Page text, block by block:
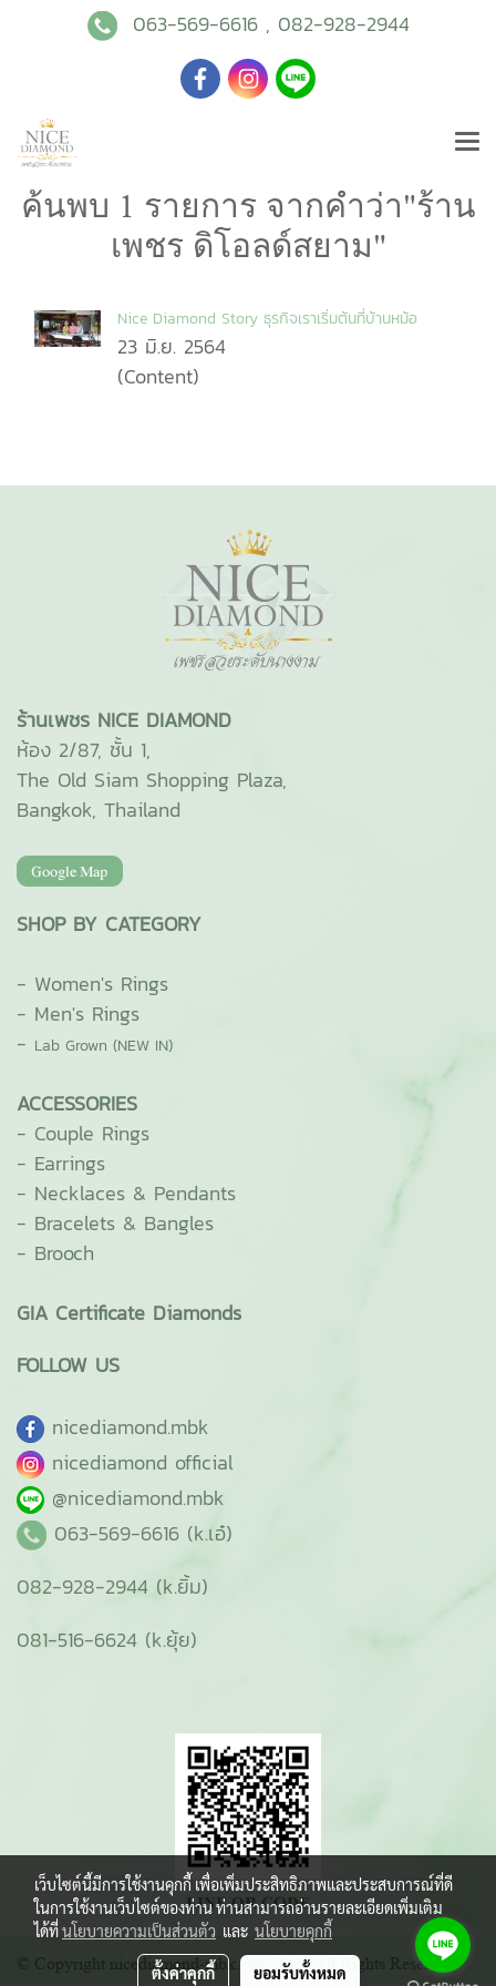
063-569-6616, 082-928-2944
ค้นพบ 1 รายการ จากคำว่า"ร้าน
เพชร ดิโอลด์สยาม"
Nice Diamond Story ธุรกิจเราเริ่มต้นที่บ้านหม้อ
23 มิ.ย. 2564
(Content)
ร้านเพชร NICE DIAMOND
ห้อง 2/87, ชั้น 1,
The Old Siam Shopping Plaza,
Bangkok, Thailand
SHOP BY CATEGORY
- Women's Rings
- Men's Rings
- Lab Grown (NEW IN)
ACCESSORIES
- Couple Rings
- Earrings
- Necklaces & Pendants
- Bracelets & Bangles
- Brooch
GIA Certificate Diamonds
FOLLOW US
nicediamond.mbk
nicediamond official
@nicediamond.mbk
063-569-6616 (k.เอ๋)
082-928-2944 (k.ยิ้ม)
081-516-6624 (k.ยุ้ย)
© Copyright nicediamond-mbk.com 2021 All Rights Reserved.
เว็บไซต์นี้มีการใช้งานคุกกี้ เพื่อเพิ่มประสิทธิภาพและประสบการณ์ที่ดี
ในการใช้งานเว็บไซต์ของท่าน ท่านสามารถอ่านรายละเอียดเพิ่มเติม
ได้ที่นโยบายความเป็นส่วนตัว และ นโยบายคุกกี้
ตั้งค่าคุกกี้ ยอมรับทั้งหมด